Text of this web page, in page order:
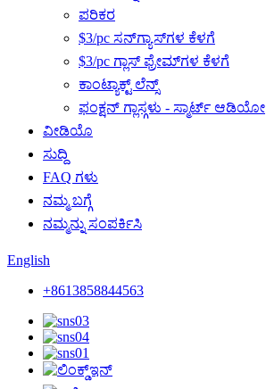
ಪರಿಕರ
$3/pc ಸನ್‌ಗ್ಯಾಸ್‌ಗಳ ಕೆಳಗೆ
$3/pc ಗ್ಲಾಸ್ ಫ್ರೇಮ್‌ಗಳ ಕೆಳಗೆ
ಕಾಂಟ್ಯಾಕ್ಟ್ ಲೆನ್ಸ್
ಫಂಕ್ಷನ್ ಗ್ಲಾಸ್ಗಳು - ಸ್ಮಾರ್ಟ್ ಆಡಿಯೋ
ವೀಡಿಯೊ
ಸುದ್ದಿ
FAQ ಗಳು
ನಮ್ಮ ಬಗ್ಗೆ
ನಮ್ಮನ್ನು ಸಂಪರ್ಕಿಸಿ
English
+8613858844563